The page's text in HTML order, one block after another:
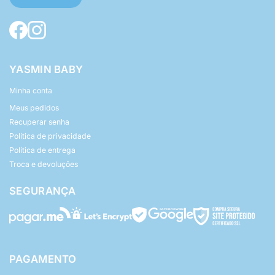
YASMIN BABY
Minha conta
Meus pedidos
Recuperar senha
Política de privacidade
Política de entrega
Troca e devoluções
SEGURANÇA
PAGAMENTO